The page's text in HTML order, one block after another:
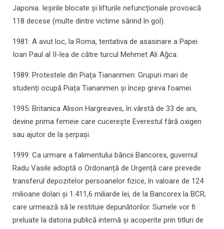
Japonia. Ieșirile blocate și lifturile nefuncționale provoacă
118 decese (multe dintre victime sărind în gol).
1981: A avut loc, la Roma, tentativa de asasinare a Papei
Ioan Paul al II-lea de către turcul Mehmet Ali Ağca.
1989: Protestele din Piața Tiananmen: Grupuri mari de
studenți ocupă Piața Tiananmen și încep greva foamei.
1995: Britanica Alison Hargreaves, în vârstă de 33 de ani,
devine prima femeie care cucerește Everestul fără oxigen
sau ajutor de la șerpași.
1999: Ca urmare a falimentului băncii Bancorex, guvernul
Radu Vasile adoptă o Ordonanță de Urgență care prevede
transferul depozitelor persoanelor fizice, în valoare de 124
milioane dolari și 1.411,6 miliarde lei, de la Bancorex la BCR,
care urmează să le restituie depunătorilor. Sumele vor fi
preluate la datoria publică internă și acoperite prin titluri de